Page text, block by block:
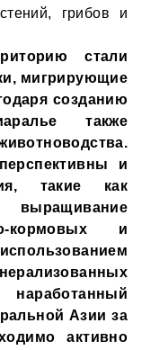
грибов и
стали
мигрирующие
созданию
также
и
такие как
выращивание
кормовых и
Азии за
активно